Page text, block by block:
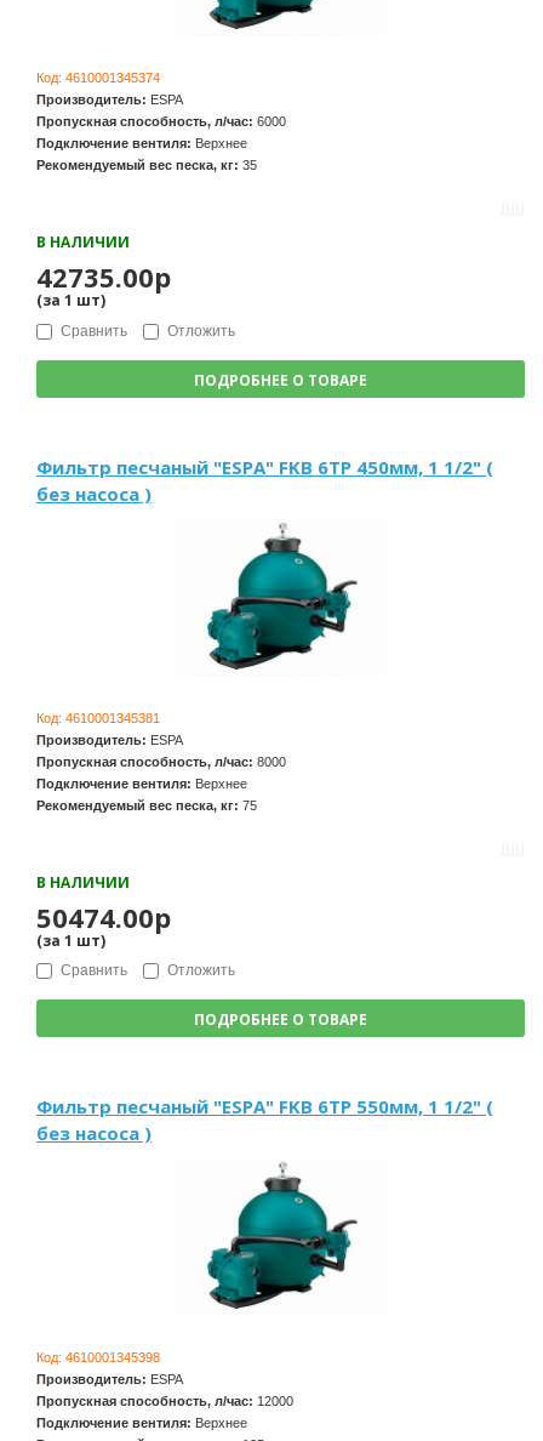
Код: 4610001345374
Производитель: ESPA
Пропускная способность, л/час: 6000
Подключение вентиля: Верхнее
Рекомендуемый вес песка, кг: 35
В НАЛИЧИИ
42735.00р
(за 1 шт)
Сравнить Отложить
ПОДРОБНЕЕ О ТОВАРЕ
Фильтр песчаный "ESPA" FKB 6TP 450мм, 1 1/2" (
без насоса )
Код: 4610001345381
Производитель: ESPA
Пропускная способность, л/час: 8000
Подключение вентиля: Верхнее
Рекомендуемый вес песка, кг: 75
В НАЛИЧИИ
50474.00р
(за 1 шт)
Сравнить Отложить
ПОДРОБНЕЕ О ТОВАРЕ
Фильтр песчаный "ESPA" FKB 6TP 550мм, 1 1/2" (
без насоса )
Код: 4610001345398
Производитель: ESPA
Пропускная способность, л/час: 12000
Подключение вентиля: Верхнее